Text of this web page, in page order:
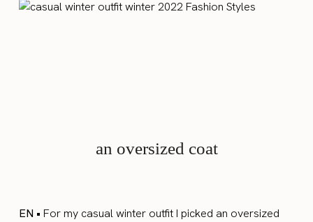
an oversized coat
EN •For my casual winter outfit I picked an oversized